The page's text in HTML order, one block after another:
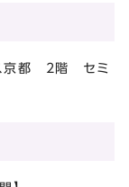
京都 2階 セミ